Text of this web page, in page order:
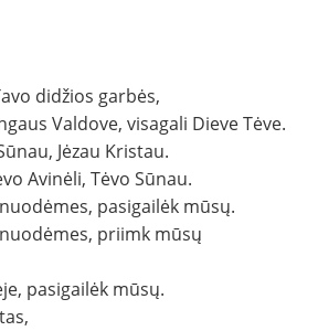
didžios garbės,
Valdove, visagali Dieve Tėve.
Jėzau Kristau.
Avinėli, Tėvo Sūnau.
pasigailėk mūsų.
priimk mūsų
pasigailėk mūsų.